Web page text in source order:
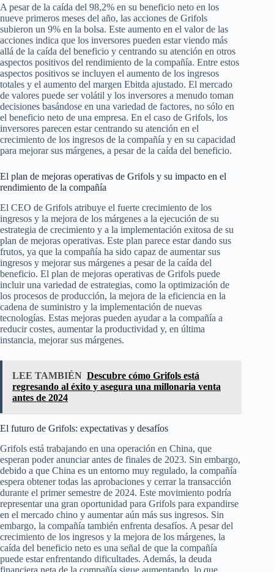
A pesar de la caída del 98,2% en su beneficio neto en los
nueve primeros meses del año, las acciones de Grifols
subieron un 9% en la bolsa. Este aumento en el valor de las
acciones indica que los inversores pueden estar viendo más
allá de la caída del beneficio y centrando su atención en otros
aspectos positivos del rendimiento de la compañía. Entre estos
aspectos positivos se incluyen el aumento de los ingresos
totales y el aumento del margen Ebitda ajustado. El mercado
de valores puede ser volátil y los inversores a menudo toman
decisiones basándose en una variedad de factores, no sólo en
el beneficio neto de una empresa. En el caso de Grifols, los
inversores parecen estar centrando su atención en el
crecimiento de los ingresos de la compañía y en su capacidad
para mejorar sus márgenes, a pesar de la caída del beneficio.
El plan de mejoras operativas de Grifols y su impacto en el
rendimiento de la compañía
El CEO de Grifols atribuye el fuerte crecimiento de los
ingresos y la mejora de los márgenes a la ejecución de su
estrategia de crecimiento y a la implementación exitosa de su
plan de mejoras operativas. Este plan parece estar dando sus
frutos, ya que la compañía ha sido capaz de aumentar sus
ingresos y mejorar sus márgenes a pesar de la caída del
beneficio. El plan de mejoras operativas de Grifols puede
incluir una variedad de estrategias, como la optimización de
los procesos de producción, la mejora de la eficiencia en la
cadena de suministro y la implementación de nuevas
tecnologías. Estas mejoras pueden ayudar a la compañía a
reducir costes, aumentar la productividad y, en última
instancia, mejorar sus márgenes.
LEE TAMBIÉN Descubre cómo Grifols está
regresando al éxito y asegura una millonaria venta
antes de 2024
El futuro de Grifols: expectativas y desafíos
Grifols está trabajando en una operación en China, que
esperan poder anunciar antes de finales de 2023. Sin embargo,
debido a que China es un entorno muy regulado, la compañía
espera obtener todas las aprobaciones y cerrar la transacción
durante el primer semestre de 2024. Este movimiento podría
representar una gran oportunidad para Grifols para expandirse
en el mercado chino y aumentar aún más sus ingresos. Sin
embargo, la compañía también enfrenta desafíos. A pesar del
crecimiento de los ingresos y la mejora de los márgenes, la
caída del beneficio neto es una señal de que la compañía
puede estar enfrentando dificultades. Además, la deuda
financiera neta de la compañía sigue aumentando, lo que